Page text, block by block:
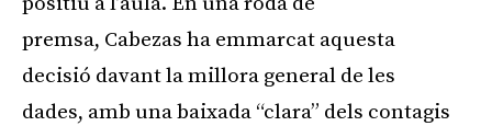
premsa, Cabezas ha emmarcat aquesta
decisió davant la millora general de les
dades, amb una baixada “clara” dels contagis